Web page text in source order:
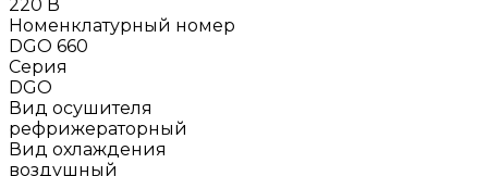
220 В
Номенклатурный номер
DGO 660
Серия
DGO
Вид осушителя
рефрижераторный
Вид охлаждения
воздушный